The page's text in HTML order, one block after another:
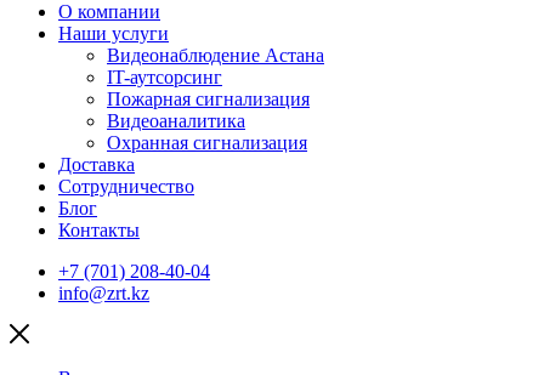
О компании
Наши услуги
Видеонаблюдение Астана
IT-аутсорсинг
Пожарная сигнализация
Видеоаналитика
Охранная сигнализация
Доставка
Сотрудничество
Блог
Контакты
+7 (701) 208-40-04
info@zrt.kz